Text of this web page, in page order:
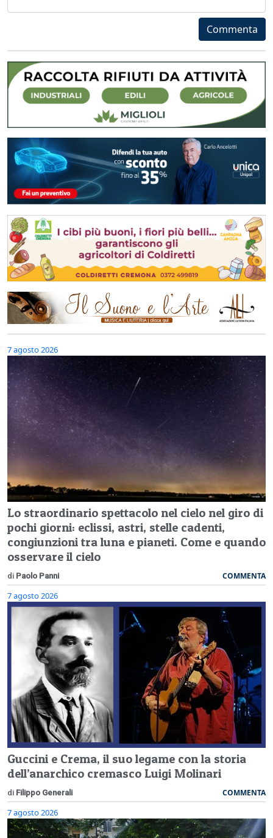
Commenta
7 agosto 2026
Lo straordinario spettacolo nel cielo nel giro di
pochi giorni: eclissi, astri, stelle cadenti,
congiunzioni tra luna e pianeti. Come e quando
osservare il cielo
di Paolo Panni COMMENTA
7 agosto 2026
Guccini e Crema, il suo legame con la storia
dell’anarchico cremasco Luigi Molinari
di Filippo Generali COMMENTA
7 agosto 2026